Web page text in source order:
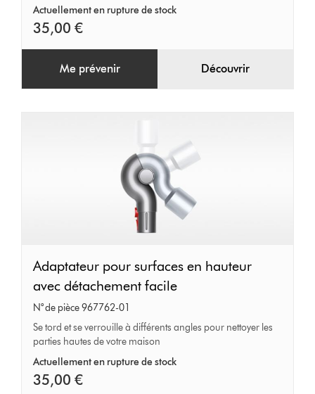
Actuellement en rupture de stock
35,00 €
Me prévenir Découvrir
Adaptateur
pour
surfaces
en
hauteur
avec
détachement
Adaptateur pour surfaces en hauteur
avec détachement facile
N° de pièce 967762-01
Se tord et se verrouille à différents angles pour nettoyer les
parties hautes de votre maison
Actuellement en rupture de stock
35,00 €